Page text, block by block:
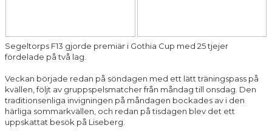
Segeltorps F13 gjorde premiär i Gothia Cup med 25 tjejer
fördelade på två lag.
Veckan började redan på söndagen med ett lätt träningspass på
kvällen, följt av gruppspelsmatcher från måndag till onsdag. Den
traditionsenliga invigningen på måndagen bockades av i den
härliga sommarkvällen, och redan på tisdagen blev det ett
uppskattat besök på Liseberg.